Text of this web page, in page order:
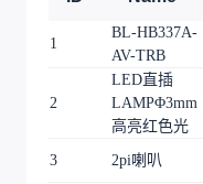
1
BL-HB337A-
AV-TRB
2
LED直插
LAMPΦ3mm
高亮红色光
3 2pi喇叭